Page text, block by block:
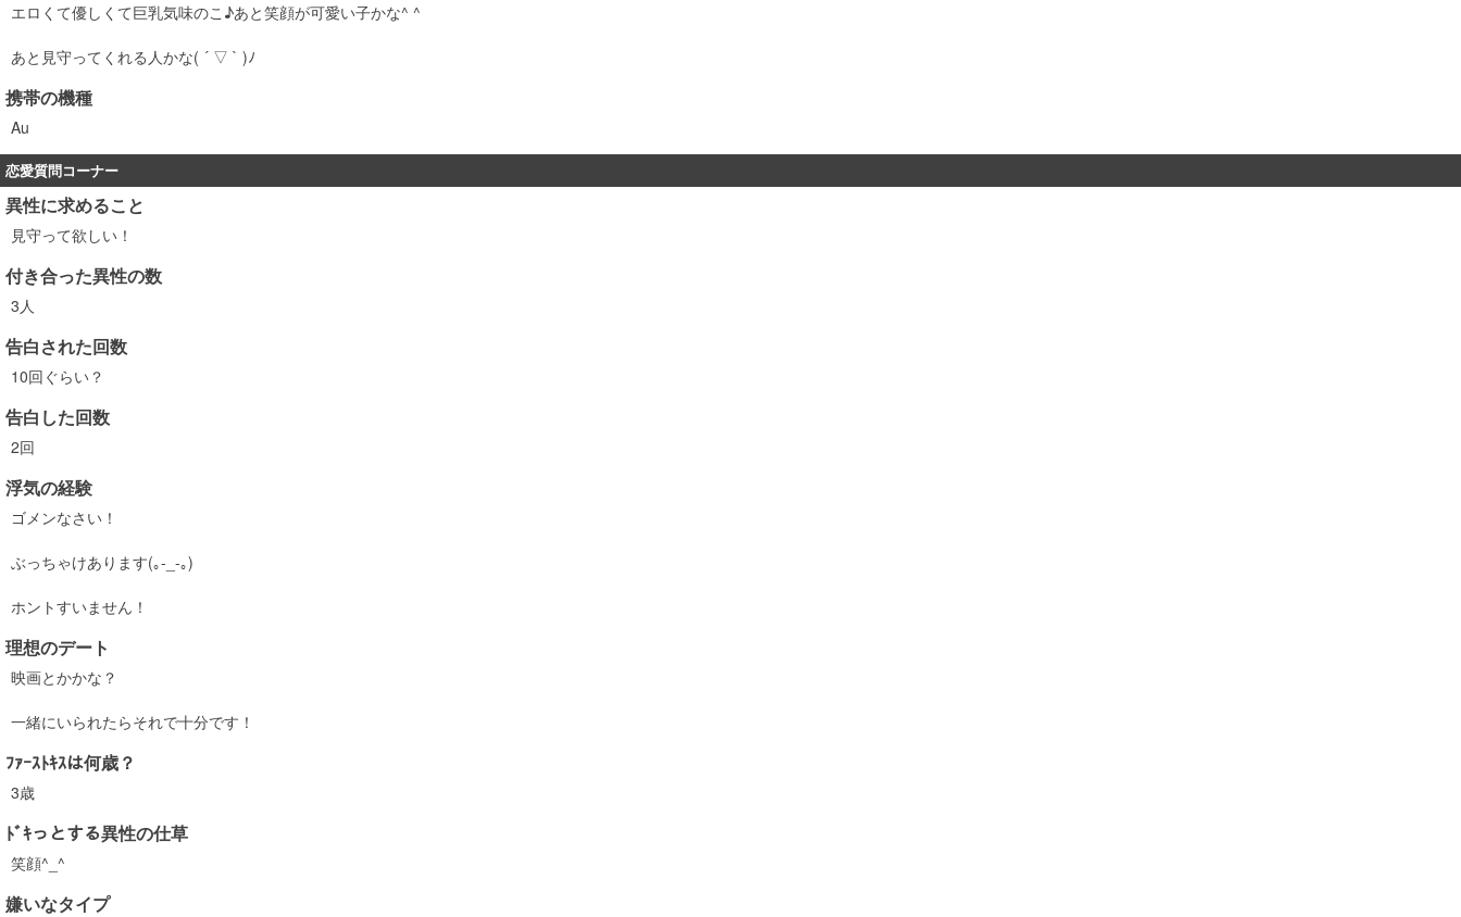
エロくて優しくて巨乳気味のこ♪あと笑顔が可愛い子かな^ ^
あと見守ってくれる人かな( ´ ▽ ` )ﾉ
携帯の機種
Au
恋愛質問コーナー
異性に求めること
見守って欲しい！
付き合った異性の数
3人
告白された回数
10回ぐらい？
告白した回数
2回
浮気の経験
ゴメンなさい！
ぶっちゃけあります(｡-_-｡)
ホントすいません！
理想のデート
映画とかかな？
一緒にいられたらそれで十分です！
ﾌｧｰｽﾄｷｽは何歳？
3歳
ﾄﾞｷっとする異性の仕草
笑顔^_^
嫌いなタイプ